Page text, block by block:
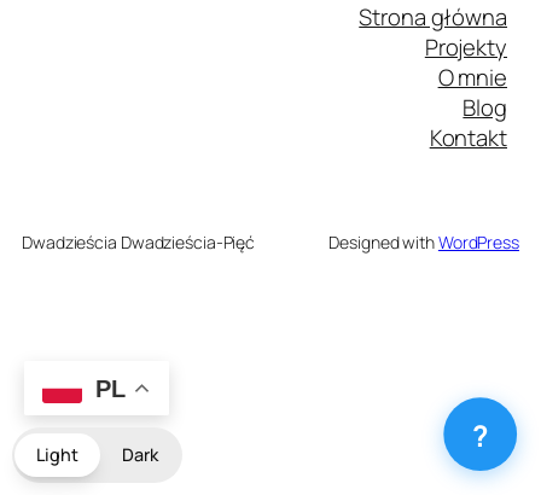
Strona główna
Projekty
O mnie
Blog
Kontakt
Dwadzieścia Dwadzieścia-Pięć Designed withWordPress
PL
?
Light Dark